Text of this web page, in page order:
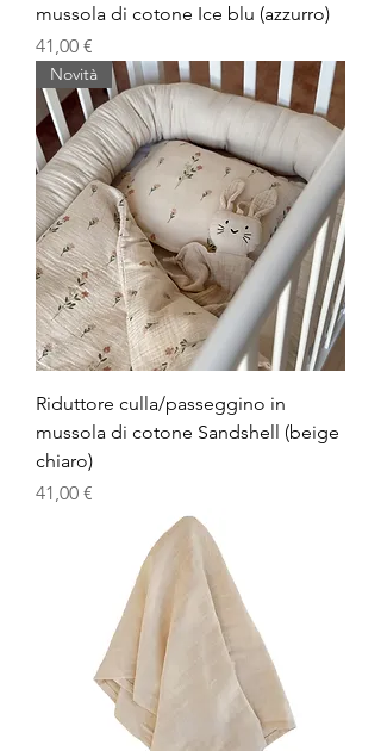
mussola di cotone Ice blu (azzurro)
Prezzo
41,00 €
Novità
Riduttore culla/passeggino in
mussola di cotone Sandshell (beige
chiaro)
Prezzo
41,00 €